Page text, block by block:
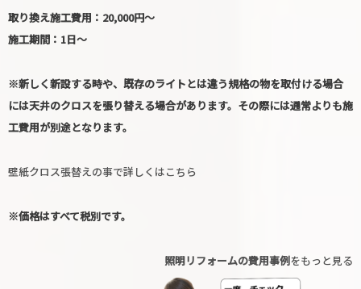
取り換え施工費用 ：20,000円〜
施工期間 ：1日〜
※新しく新設する時や、既存のライトとは違う規格の物を取付ける場合
には天井のクロスを張り替える場合があります。その際には通常よりも施
工費用が別途となります。
壁紙クロス張替えの事で詳しくはこちら
※価格はすべて税別です。
照明リフォームの費用事例をもっと見る